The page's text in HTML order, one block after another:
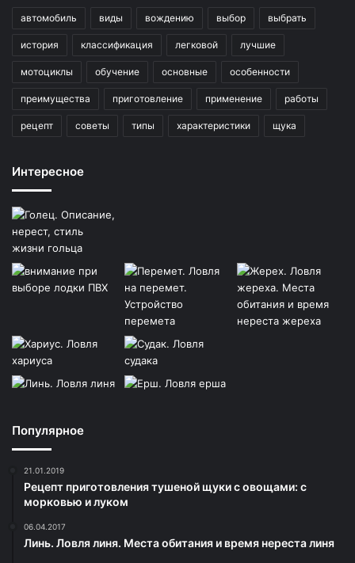
автомобиль виды вождению выбор выбрать
история классификация легковой лучшие
мотоциклы обучение основные особенности
преимущества приготовление применение работы
рецепт советы типы характеристики щука
Интересное
Популярное
21.01.2019
Рецепт приготовления тушеной щуки с овощами: с
морковью и луком
06.04.2017
Линь. Ловля линя. Места обитания и время нереста линя